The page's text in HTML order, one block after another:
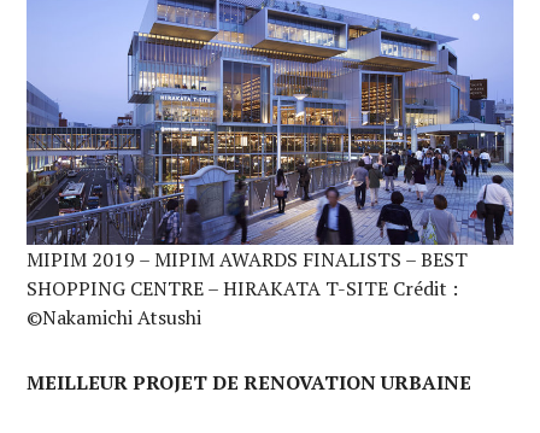
MIPIM 2019 – MIPIM AWARDS FINALISTS – BEST
SHOPPING CENTRE – HIRAKATA T-SITE Crédit :
©Nakamichi Atsushi
MEILLEUR PROJET DE RENOVATION URBAINE